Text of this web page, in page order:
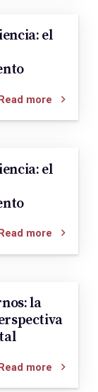
el
more
el
more
la
more